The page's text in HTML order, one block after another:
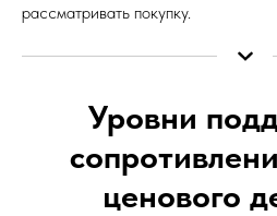
рассматривать покупку.
Уровни
ценового